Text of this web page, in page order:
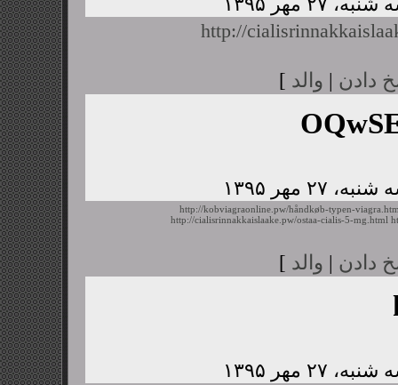
http://
دادن | والد ]
http://kobviagraonline.pw/håndkøb-typen-
http://cialisrinnakkaislaake.pw/ostaa-cialis-5-mg.html
دادن | والد ]